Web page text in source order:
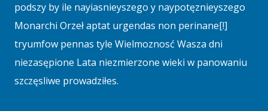
podszy by ile nayiasnieyszego y naypotęznieyszego
Monarchi Orzeł aptat urgendas non perinane[!]
tryumfow pennas tyle Wielmoznosć Wasza dni
niezasępione Lata niezmierzone wieki w panowaniu
szczęsliwe prowadziłes.